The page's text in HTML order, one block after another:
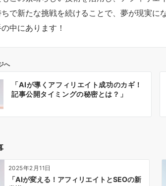
で新たな挑戦を続けることで、夢が現実に
中にあります！
へ
「AIが導くアフィリエイト成功のカギ！
記事公開タイミングの秘密とは？」
2025年2月11日
「AIが変える！アフィリエイトとSEOの新